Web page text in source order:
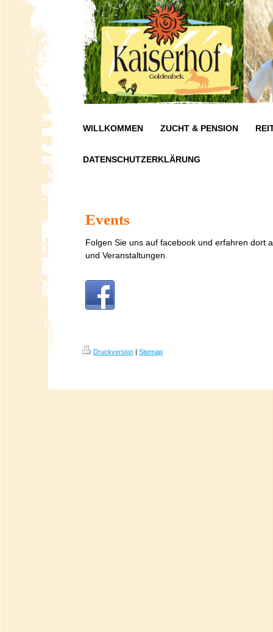
WILLKOMMEN ZUCHT & PENSION
DATENSCHUTZERKLÄRUNG
Events
Folgen Sie uns auf facebook und erfahren dort
und Veranstaltungen.
Druckversion | Sitemap